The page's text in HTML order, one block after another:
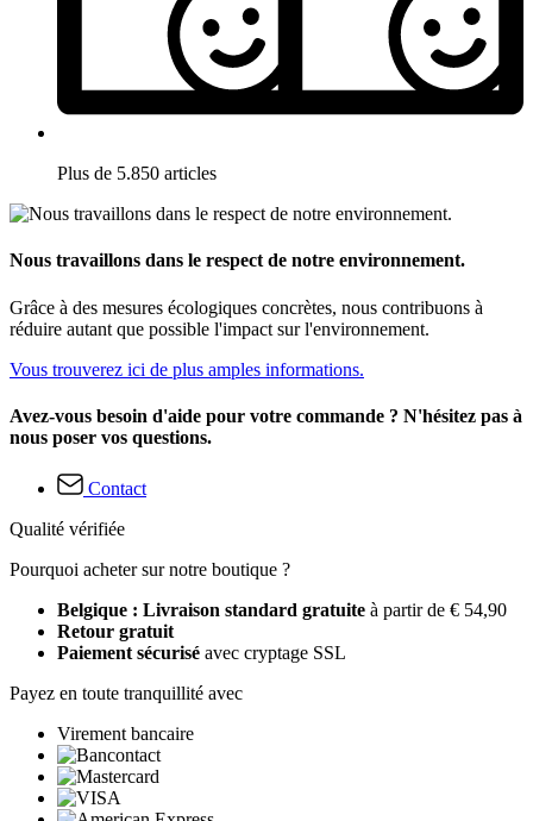
Plus de 5.850 articles
Nous travaillons dans le respect de notre environnement.
Grâce à des mesures écologiques concrètes, nous contribuons à
réduire autant que possible l'impact sur l'environnement.
Vous trouverez ici de plus amples informations.
Avez-vous besoin d'aide pour votre commande ? N'hésitez pas à
nous poser vos questions.
Contact
Qualité vérifiée
Pourquoi acheter sur notre boutique ?
Belgique : Livraison standard gratuite à partir de € 54,90
Retour gratuit
Paiement sécurisé avec cryptage SSL
Payez en toute tranquillité avec
Virement bancaire